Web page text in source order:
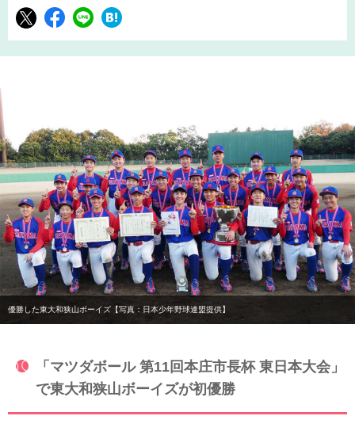
優勝した東大和狭山ボーイズ【写真：日本少年野球連盟提供】
「マツダボール 第11回本庄市長杯 東日本大会」
で東大和狭山ボーイズが初優勝